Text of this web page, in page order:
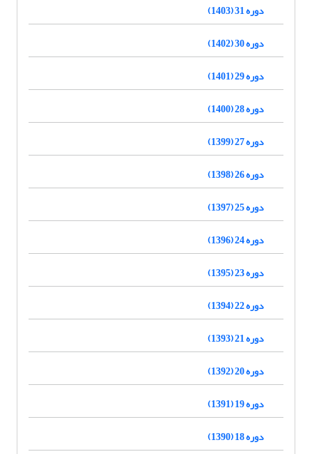
دوره 31 (1403)
دوره 30 (1402)
دوره 29 (1401)
دوره 28 (1400)
دوره 27 (1399)
دوره 26 (1398)
دوره 25 (1397)
دوره 24 (1396)
دوره 23 (1395)
دوره 22 (1394)
دوره 21 (1393)
دوره 20 (1392)
دوره 19 (1391)
دوره 18 (1390)